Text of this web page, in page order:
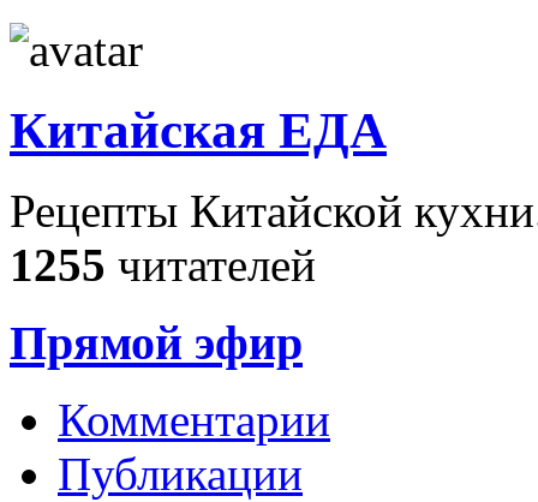
Китайская ЕДА
Рецепты Китайской
1255 читателей
Прямой эфир
Комментарии
Публикации